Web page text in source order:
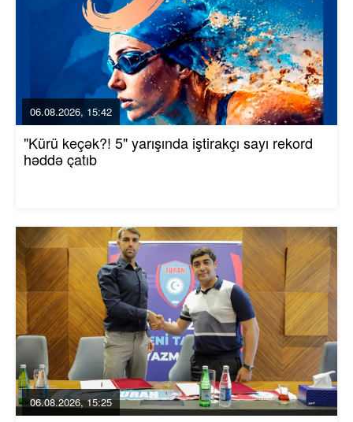
06.08.2026, 15:42
"Kürü keçək?! 5" yarışında iştirakçı sayı rekord
həddə çatıb
06.08.2026, 15:25